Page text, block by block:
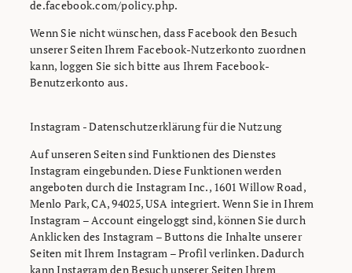
de.facebook.com/policy.php.
Wenn Sie nicht wünschen, dass Facebook den Besuch
unserer Seiten Ihrem Facebook-Nutzerkonto zuordnen
kann, loggen Sie sich bitte aus Ihrem Facebook-
Benutzerkonto aus.
Instagram - Datenschutzerklärung für die Nutzung
Auf unseren Seiten sind Funktionen des Dienstes
Instagram eingebunden. Diese Funktionen werden
angeboten durch die Instagram Inc., 1601 Willow Road,
Menlo Park, CA, 94025, USA integriert. Wenn Sie in Ihrem
Instagram – Account eingeloggt sind, können Sie durch
Anklicken des Instagram – Buttons die Inhalte unserer
Seiten mit Ihrem Instagram – Profil verlinken. Dadurch
kann Instagram den Besuch unserer Seiten Ihrem